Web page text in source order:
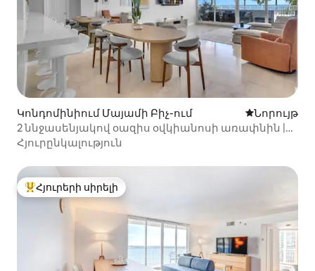
Կոնդոմինիում Մայամի Բիչ-ում Մնալու նոր
Նորույթ
2 ննջասենյակով օազիս օվկիանոսի առափնին |
Մեծ պատիո + անվճար կայանատեղի
Հյուրընկալություն
Հյուրերի սիրելի լավագույն տները
Հյուրերի սիրելի